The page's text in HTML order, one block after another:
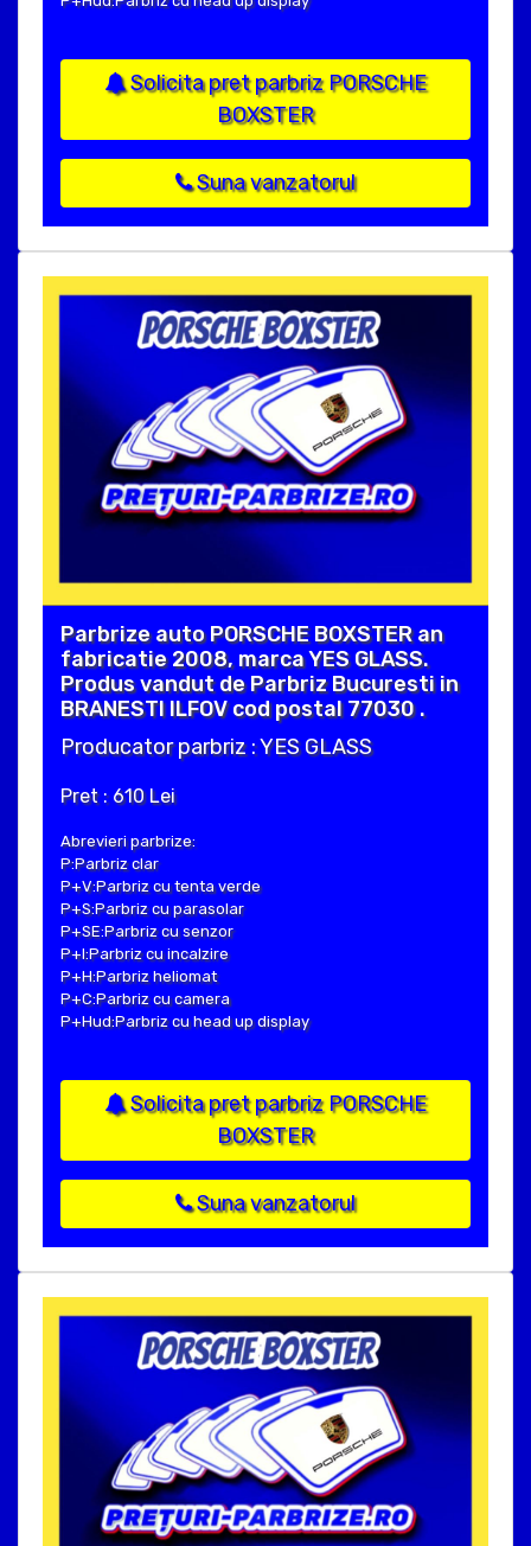
Solicita pret parbriz PORSCHE
BOXSTER
Suna vanzatorul
Parbrize auto PORSCHE BOXSTER an
fabricatie 2008, marca YES GLASS.
Produs vandut de Parbriz Bucuresti in
BRANESTI ILFOV cod postal 77030 .
Producator parbriz : YES GLASS
Pret : 610 Lei
Abrevieri parbrize:
P:Parbriz clar
P+V:Parbriz cu tenta verde
P+S:Parbriz cu parasolar
P+SE:Parbriz cu senzor
P+I:Parbriz cu incalzire
P+H:Parbriz heliomat
P+C:Parbriz cu camera
P+Hud:Parbriz cu head up display
Solicita pret parbriz PORSCHE
BOXSTER
Suna vanzatorul